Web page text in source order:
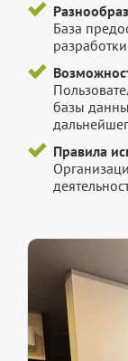
База
базы
Правила